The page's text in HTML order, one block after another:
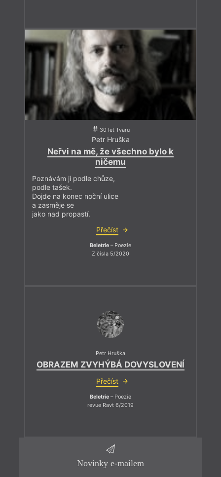
30 let Tvaru
Petr Hruška
Neřvi na mě, že všechno bylo k
ničemu
Poznávám ji podle chůze,
podle tašek.
Dojde na konec noční ulice
a zasměje se
jako nad propastí.
Přečíst
Beletrie – Poezie
Z čísla 5/2020
Petr Hruška
OBRAZEM ZVYHÝBÁ DOVYSLOVENÍ
Přečíst
Beletrie – Poezie
revue Ravt 6/2019
Novinky e-mailem